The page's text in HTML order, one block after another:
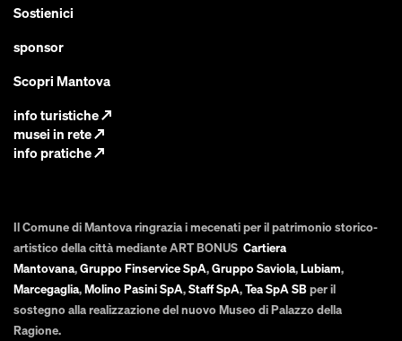
Sostienici
sponsor
Scopri Mantova
info turistiche↗
musei in rete↗
info pratiche↗
Il Comune di Mantova ringrazia i mecenati per il patrimonio storico-
artistico della città mediante ART BONUS Cartiera
Mantovana,Gruppo Finservice SpA,Gruppo Saviola,Lubiam,
Marcegaglia,Molino Pasini SpA,Staff SpA,Tea SpA SBper il
sostegno alla realizzazione del nuovo Museo di Palazzo della
Ragione.